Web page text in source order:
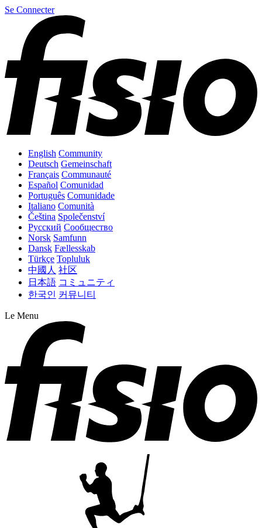
Se Connecter
English Community
Deutsch Gemeinschaft
Français Communauté
Español Comunidad
Português Comunidade
Italiano Comunità
Čeština Společenství
Русский Сообщество
Norsk Samfunn
Dansk Fællesskab
Türkçe Topluluk
中國人 社区
日本語 コミュニティ
한국인 커뮤니티
Le Menu